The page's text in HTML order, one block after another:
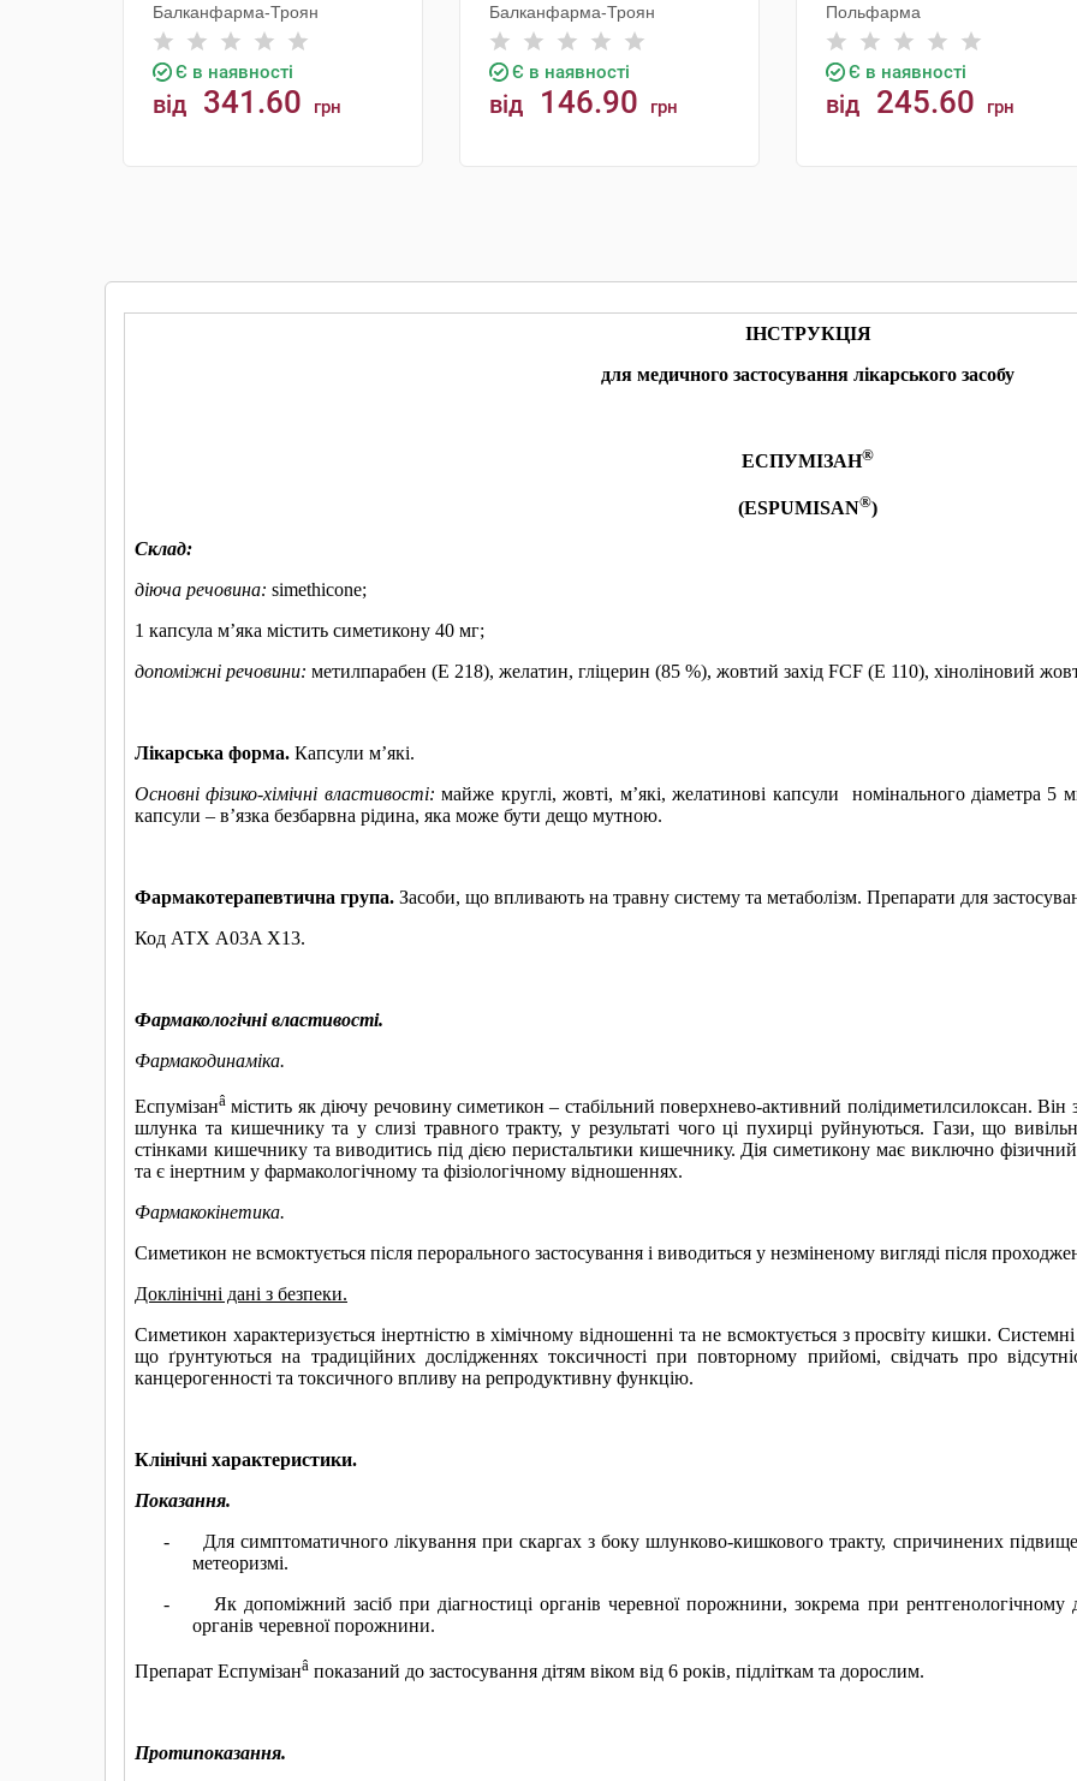
Балканфарма-Троян
Є в наявності
від 341.60 грн
Балканфарма-Троян
Є в наявності
від 146.90 грн
Польфарма
Є в наявності
від 245.60 грн